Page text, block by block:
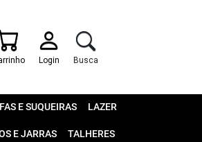
Login Busca
E SUQUEIRAS LAZER
E JARRAS TALHERES